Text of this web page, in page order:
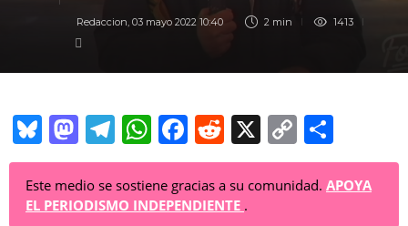
Redaccion, 03 mayo 2022 10:40 2 min 1413
Bl
u
e
M
a
st
T
el
e
W
h
at
F
a
c
R
e
d
X
C
o
p
o
m
Este medio se sostiene gracias a su comunidad. APOYA
EL PERIODISMO INDEPENDIENTE .